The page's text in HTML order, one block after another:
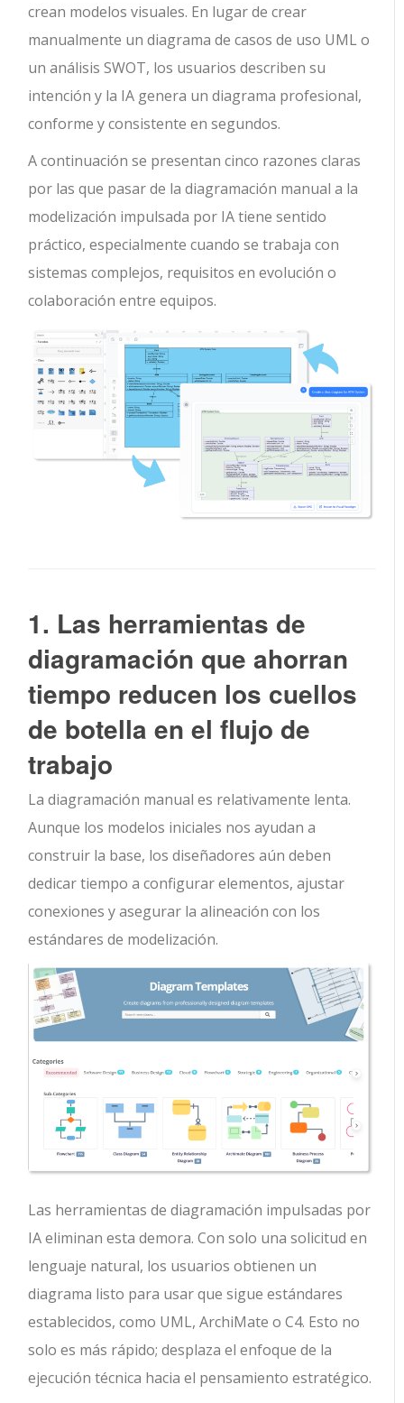
crean modelos visuales. En lugar de crear
manualmente un diagrama de casos de uso UML o
un análisis SWOT, los usuarios describen su
intención y la IA genera un diagrama profesional,
conforme y consistente en segundos.
A continuación se presentan cinco razones claras
por las que pasar de la diagramación manual a la
modelización impulsada por IA tiene sentido
práctico, especialmente cuando se trabaja con
sistemas complejos, requisitos en evolución o
colaboración entre equipos.
1. Las herramientas de
diagramación que ahorran
tiempo reducen los cuellos
de botella en el flujo de
trabajo
La diagramación manual es relativamente lenta.
Aunque los modelos iniciales nos ayudan a
construir la base, los diseñadores aún deben
dedicar tiempo a configurar elementos, ajustar
conexiones y asegurar la alineación con los
estándares de modelización.
Las herramientas de diagramación impulsadas por
IA eliminan esta demora. Con solo una solicitud en
lenguaje natural, los usuarios obtienen un
diagrama listo para usar que sigue estándares
establecidos, como UML, ArchiMate o C4. Esto no
solo es más rápido; desplaza el enfoque de la
ejecución técnica hacia el pensamiento estratégico.